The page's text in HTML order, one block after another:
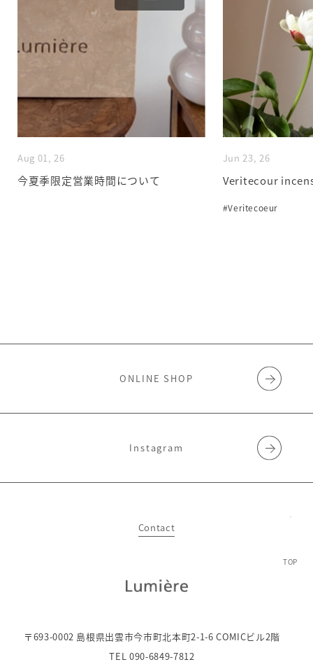
Aug 01, 26
今夏季限定営業時間について
Jun 23, 26
Veritecour
#Veritecoeur
TOP
ONLINE SHOP
Instagram
Contact
〒693-0002 島根県出雲市今市町北本町2-1-6 COMICビル2階
TEL 090-6849-7812